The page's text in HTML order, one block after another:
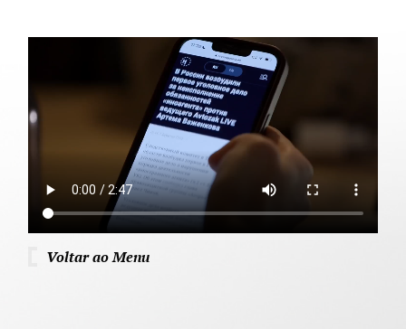
Voltar ao Menu